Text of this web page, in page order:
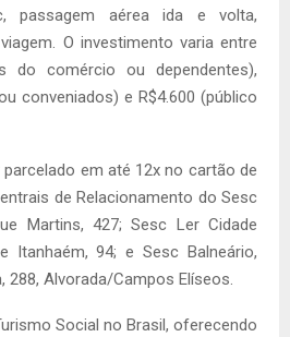
passagem aérea ida e volta,
O investimento varia entre
do comércio ou dependentes),
conveniados) e R$4.600 (público
em até 12x no cartão de
de Relacionamento do Sesc
Martins, 427; Sesc Ler Cidade
Itanhaém, 94; e Sesc Balneário,
288, Alvorada/Campos Elíseos.
Social no Brasil, oferecendo